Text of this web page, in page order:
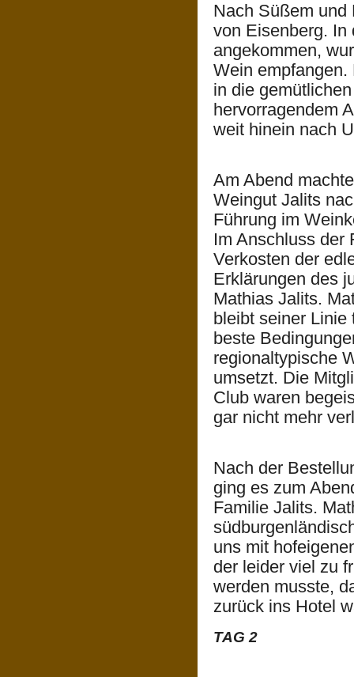
Nach Süßem und
von Eisenberg. In
angekommen,
Wein
in die
hervorragendem
weit hinein nach
Am Abend
Weingut Jalits
Führung im
Im Anschluss der
Verkosten der
Erklärungen des
Mathias Jalits.
bleibt seiner Linie
beste
regionaltypische
umsetzt. Die
Club waren
gar nicht mehr
Nach der
ging es zum
Familie Jalits.
uns mit
der leider viel zu
werden musste,
zurück ins Hotel
TAG 2